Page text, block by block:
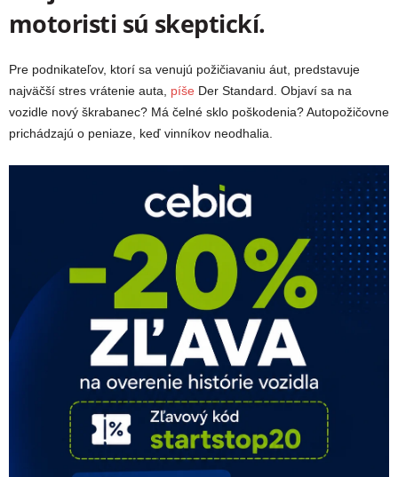
motoristi sú skeptickí.
Pre podnikateľov, ktorí sa venujú požičiavaniu áut, predstavuje
najväčší stres vrátenie auta, píše Der Standard. Objaví sa na
vozidle nový škrabanec? Má čelné sklo poškodenia? Autopožičovne
prichádzajú o peniaze, keď vinníkov neodhalia.